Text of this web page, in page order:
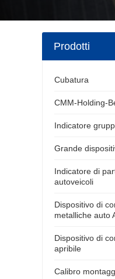
Prodotti
Cubatura
CMM-Holding-
Indicatore
Grande
Indicatore di
autoveicoli
Dispositivo di
metalliche auto
Dispositivo di
apribile
Calibro